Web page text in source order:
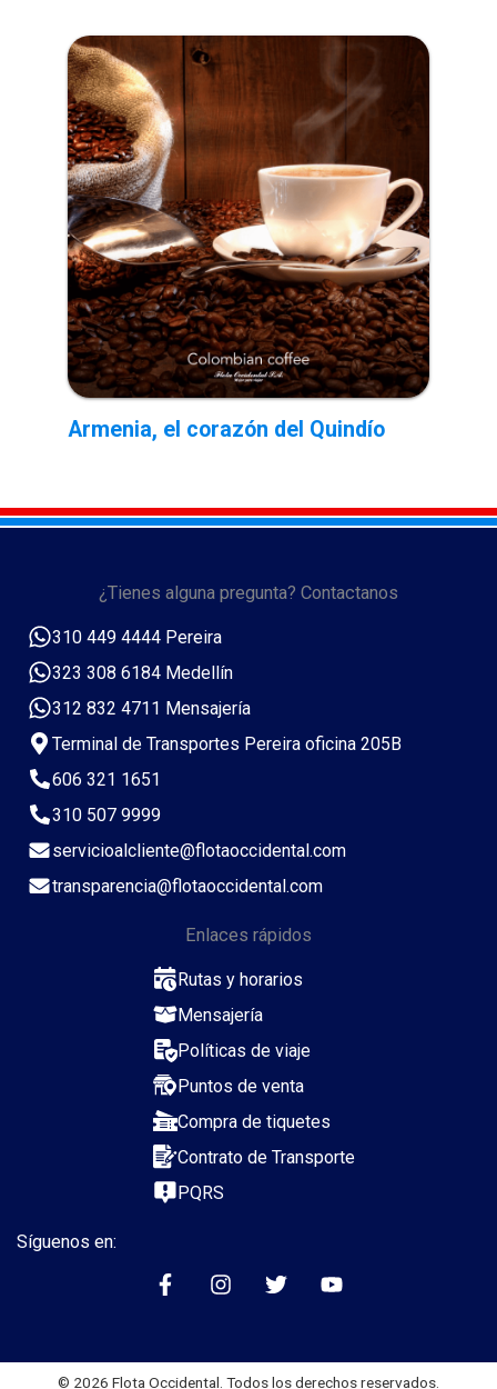
Armenia, el corazón del Quindío
¿Tienes alguna pregunta? Contactanos
310 449 4444 Pereira
323 308 6184 Medellín
312 832 4711 Mensajería
Terminal de Transportes Pereira oficina 205B
606 321 1651
310 507 9999
servicioalcliente@flotaoccidental.com
transparencia@flotaoccidental.com
Enlaces rápidos
Rutas y horarios
Mensajería
Políticas de viaje
Puntos de venta
Compra de tiquetes
Contrato de Transporte
PQRS
Síguenos en:
© 2026 Flota Occidental. Todos los derechos reservados.